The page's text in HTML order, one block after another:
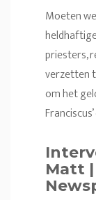
Moeten
priesters,
verzetten
om het
Matt